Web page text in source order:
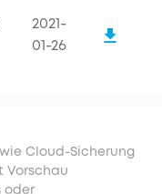
2021-
01-26
Cloud-Sicherung
Vorschau
oder